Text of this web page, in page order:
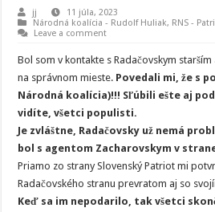
jj
11 júla, 2023
Národná koalícia - Rudolf Huliak, RNS -
Leave a comment
Bol som v kontakte s Radačovskym
na správnom mieste. Povedali mi, že s
Národná koalícia)!!! Sľúbili ešte aj
vidíte, všetci populisti.
Je zvláštne, Radačovsky už nemá
bol s agentom Zacharovskym v
Priamo zo strany Slovenský Patriot mi
Radačovského stranu prevratom aj so
Keď sa im nepodarilo, tak všetci